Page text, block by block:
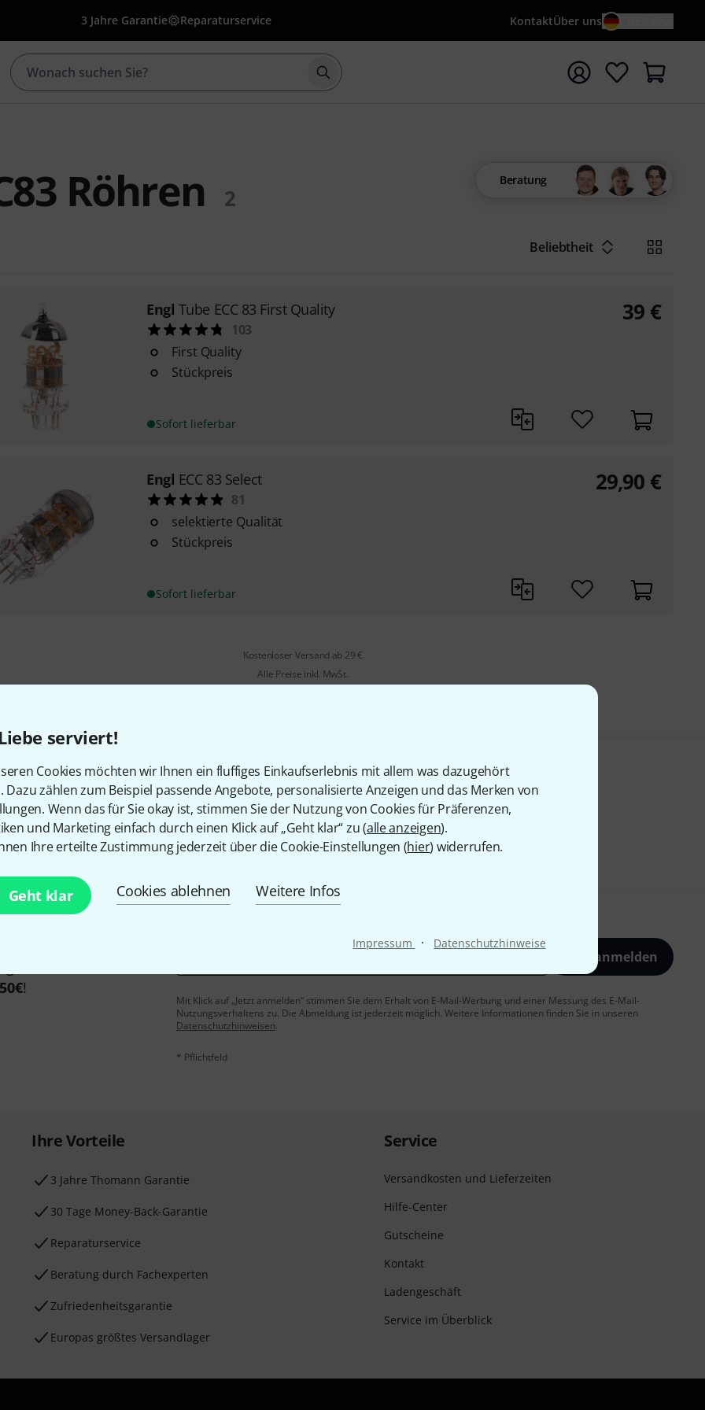
serviert!
Cookies möchten wir Ihnen ein fluffiges Einkaufserlebnis mit allem was dazugehört
Dazu zählen zum Beispiel passende Angebote, personalisierte Anzeigen und das Merken von
Wenn das für Sie okay ist, stimmen Sie der Nutzung von Cookies für Präferenzen,
und Marketing einfach durch einen Klick auf „Geht klar“ zu (alle anzeigen).
Ihre erteilte Zustimmung jederzeit über die Cookie-Einstellungen (hier) widerrufen.
Geht klar Cookies ablehnen Weitere Infos
Impressum · Datenschutzhinweise
3 Jahre Garantie Reparaturservice KontaktÜber uns
Suche mit Suchwort {searchTerm} starten
Röhren 2
Beratung
Beliebtheit
Engl Tube ECC 83 First Quality
103
First Quality
Stückpreis
Sofort lieferbar
39 €
Engl ECC 83 Select
81
selektierte Qualität
Stückpreis
Sofort lieferbar
29,90 €
Kostenloser Versand ab 29 €
Alle Preise inkl. MwSt.
Gefällt Ihnen, was Sie sehen?
Teilen Hilfe & Feedback
mit etwas Glück
50€!
Jetzt anmelden
Mit Klick auf „Jetzt anmelden“ stimmen Sie dem Erhalt von E-Mail-Werbung und einer Messung des E-Mail-
Nutzungsverhaltens zu. Die Abmeldung ist jederzeit möglich. Weitere Informationen finden Sie in unseren
Datenschutzhinweisen.
* Pflichtfeld
Ihre Vorteile
3 Jahre Thomann Garantie
30 Tage Money-Back-Garantie
Reparaturservice
Beratung durch Fachexperten
Zufriedenheitsgarantie
Europas größtes Versandlager
Service
Versandkosten und Lieferzeiten
Hilfe-Center
Gutscheine
Kontakt
Ladengeschäft
Service im Überblick